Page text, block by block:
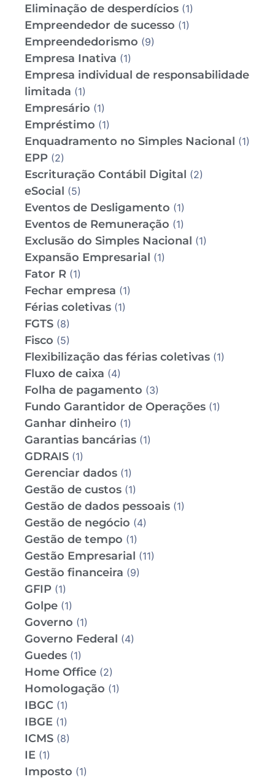
Eliminação de desperdícios (1)
Empreendedor de sucesso (1)
Empreendedorismo (9)
Empresa Inativa (1)
Empresa individual de responsabilidade
limitada (1)
Empresário (1)
Empréstimo (1)
Enquadramento no Simples Nacional (1)
EPP (2)
Escrituração Contábil Digital (2)
eSocial (5)
Eventos de Desligamento (1)
Eventos de Remuneração (1)
Exclusão do Simples Nacional (1)
Expansão Empresarial (1)
Fator R (1)
Fechar empresa (1)
Férias coletivas (1)
FGTS (8)
Fisco (5)
Flexibilização das férias coletivas (1)
Fluxo de caixa (4)
Folha de pagamento (3)
Fundo Garantidor de Operações (1)
Ganhar dinheiro (1)
Garantias bancárias (1)
GDRAIS (1)
Gerenciar dados (1)
Gestão de custos (1)
Gestão de dados pessoais (1)
Gestão de negócio (4)
Gestão de tempo (1)
Gestão Empresarial (11)
Gestão financeira (9)
GFIP (1)
Golpe (1)
Governo (1)
Governo Federal (4)
Guedes (1)
Home Office (2)
Homologação (1)
IBGC (1)
IBGE (1)
ICMS (8)
IE (1)
Imposto (1)